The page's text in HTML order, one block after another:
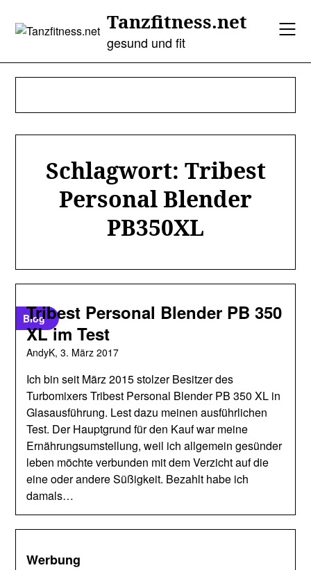
content
Tanzfitness.net
gesund und fit
Schlagwort: Tribest
Personal Blender
PB350XL
Blog
Tribest Personal Blender PB 350
XL im Test
AndyK,3. März 2017
Ich bin seit März 2015 stolzer Besitzer des
Turbomixers Tribest Personal Blender PB 350 XL in
Glasausführung. Lest dazu meinen ausführlichen
Test. Der Hauptgrund für den Kauf war meine
Ernährungsumstellung, weil ich allgemein gesünder
leben möchte verbunden mit dem Verzicht auf die
eine oder andere Süßigkeit. Bezahlt habe ich
damals…
Werbung